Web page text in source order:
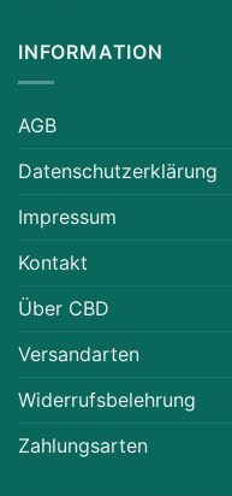
INFORMATION
AGB
Datenschutzerklärung
Impressum
Kontakt
Über CBD
Versandarten
Widerrufsbelehrung
Zahlungsarten